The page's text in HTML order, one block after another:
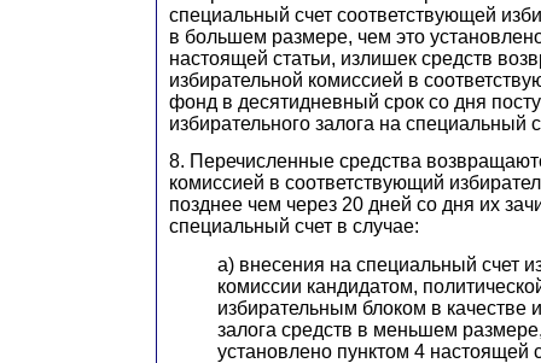
специальный счет соответствующей
в большем размере, чем это
настоящей статьи, излишек средств
избирательной комиссией в
фонд в десятидневный срок со дня
избирательного залога на специальный
8. Перечисленные средства
комиссией в соответствующий
позднее чем через 20 дней со дня их
специальный счет в случае:
а) внесения на специальный счет
комиссии кандидатом,
избирательным блоком в качестве
залога средств в меньшем
установлено пунктом 4 настоящей